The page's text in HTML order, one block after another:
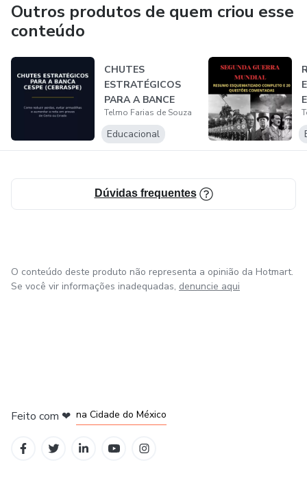
Outros produtos de quem criou esse
conteúdo
CHUTES
ESTRATÉGICOS
PARA A BANCE
CESPE (CEBRASPE)
2026
Telmo Farias de Souza
Educacional
Dúvidas frequentes
O conteúdo deste produto não representa a opinião da Hotmart.
Se você vir informações inadequadas, denuncie aqui
Feito com ❤ na Cidade do México